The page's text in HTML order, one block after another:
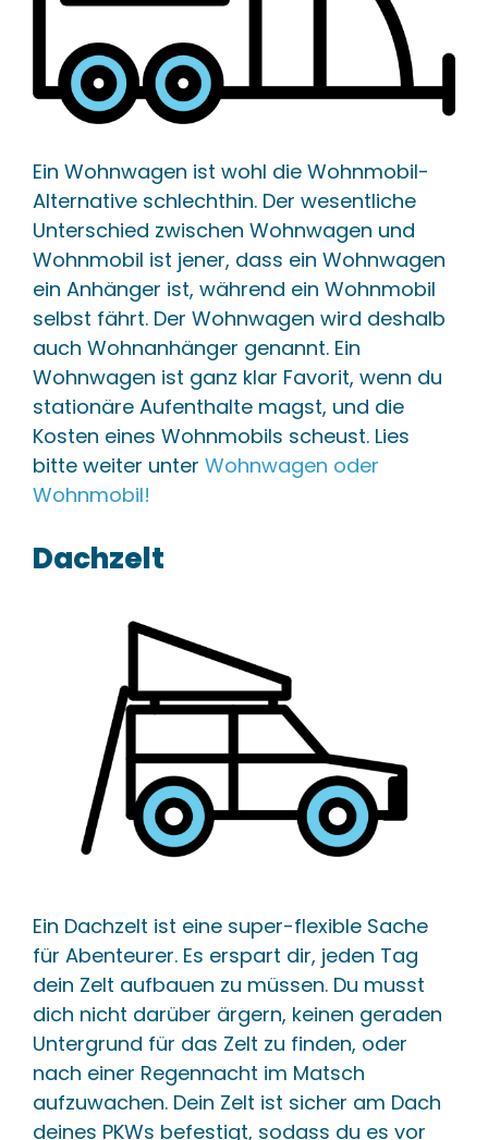
Ein Wohnwagen ist wohl die Wohnmobil-
Alternative schlechthin. Der wesentliche
Unterschied zwischen Wohnwagen und
Wohnmobil ist jener, dass ein Wohnwagen
ein Anhänger ist, während ein Wohnmobil
selbst fährt. Der Wohnwagen wird deshalb
auch Wohnanhänger genannt. Ein
Wohnwagen ist ganz klar Favorit, wenn du
stationäre Aufenthalte magst, und die
Kosten eines Wohnmobils scheust. Lies
bitte weiter unter Wohnwagen oder
Wohnmobil!
Dachzelt
Ein Dachzelt ist eine super-flexible Sache
für Abenteurer. Es erspart dir, jeden Tag
dein Zelt aufbauen zu müssen. Du musst
dich nicht darüber ärgern, keinen geraden
Untergrund für das Zelt zu finden, oder
nach einer Regennacht im Matsch
aufzuwachen. Dein Zelt ist sicher am Dach
deines PKWs befestigt, sodass du es vor